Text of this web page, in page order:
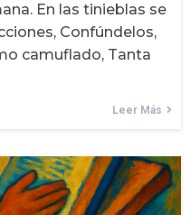
En las tinieblas se
Confúndelos,
camuflado, Tanta
Leer Más